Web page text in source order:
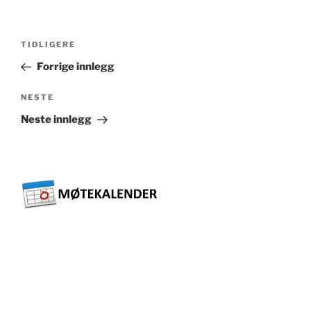
Innleggsnavigasjon
Forrige
innlegg
TIDLIGERE
Forrige innlegg
Neste
innlegg
NESTE
Neste innlegg